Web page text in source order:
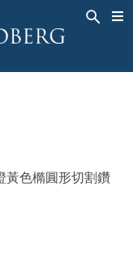
黃色橢圓形切割鑽